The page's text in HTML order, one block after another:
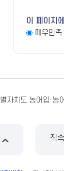
이 페이지
매우만족
자치도 농어업·농
직